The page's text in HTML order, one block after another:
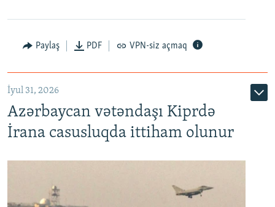
Paylaş PDF VPN-siz açmaq
İyul 31, 2026
Azərbaycan vətəndaşı Kiprdə
İrana casusluqda ittiham olunur